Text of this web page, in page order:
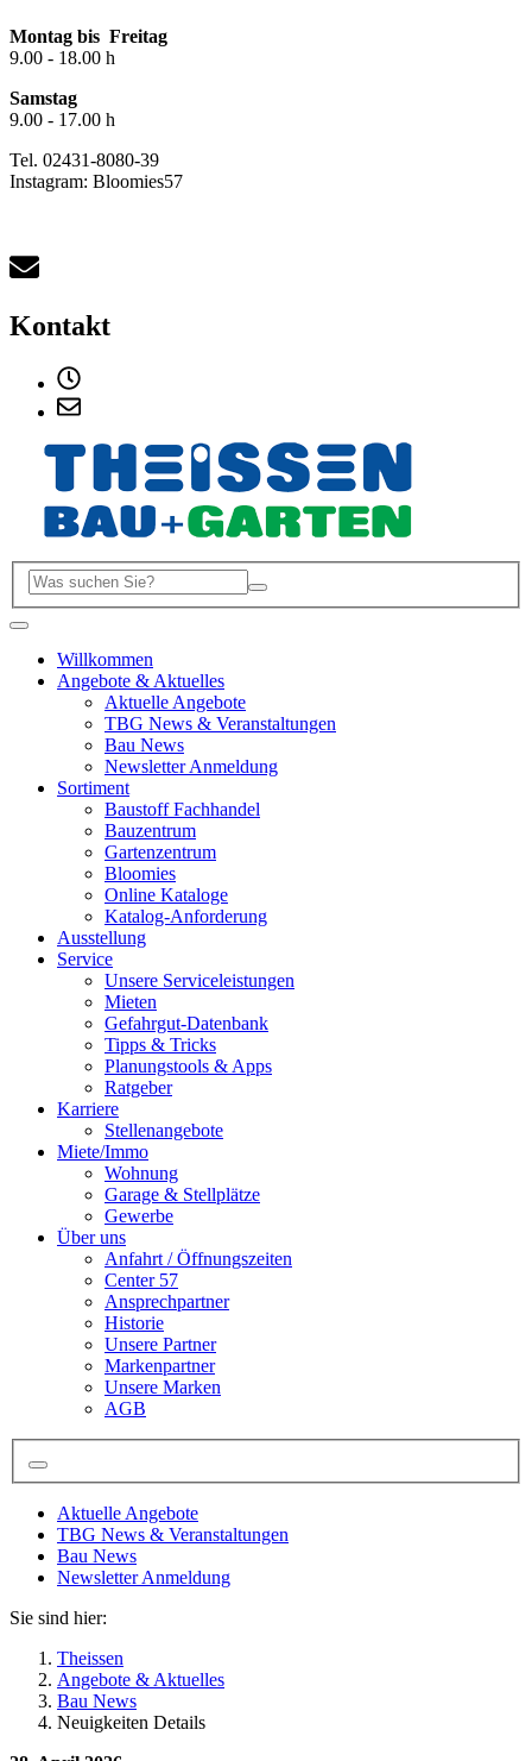
Montag bis Freitag
9.00 - 18.00 h
Samstag
9.00 - 17.00 h
Tel. 02431-8080-39
Instagram: Bloomies57
Kontakt
Willkommen
Angebote & Aktuelles
Aktuelle Angebote
TBG News & Veranstaltungen
Bau News
Newsletter Anmeldung
Sortiment
Baustoff Fachhandel
Bauzentrum
Gartenzentrum
Bloomies
Online Kataloge
Katalog-Anforderung
Ausstellung
Service
Unsere Serviceleistungen
Mieten
Gefahrgut-Datenbank
Tipps & Tricks
Planungstools & Apps
Ratgeber
Karriere
Stellenangebote
Miete/Immo
Wohnung
Garage & Stellplätze
Gewerbe
Über uns
Anfahrt / Öffnungszeiten
Center 57
Ansprechpartner
Historie
Unsere Partner
Markenpartner
Unsere Marken
AGB
Aktuelle Angebote
TBG News & Veranstaltungen
Bau News
Newsletter Anmeldung
Sie sind hier:
Theissen
Angebote & Aktuelles
Bau News
Neuigkeiten Details